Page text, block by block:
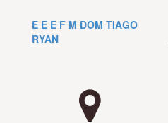
E E E F M DOM TIAGO
RYAN